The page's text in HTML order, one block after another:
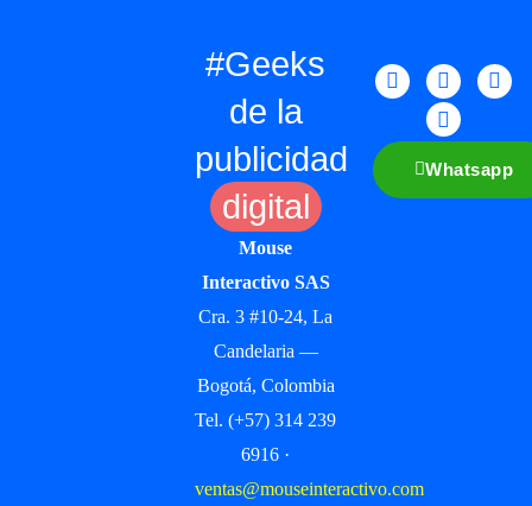
#Geeks
de la
publicidad
digital
Mouse
Interactivo SAS
Cra. 3 #10-24, La
Candelaria —
Bogotá, Colombia
Tel. (+57) 314 239
6916 ·
ventas@mouseinteractivo.com
Whatsapp